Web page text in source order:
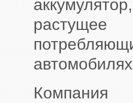
растущее
Компания